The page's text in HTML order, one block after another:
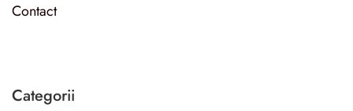
Contact
Categorii